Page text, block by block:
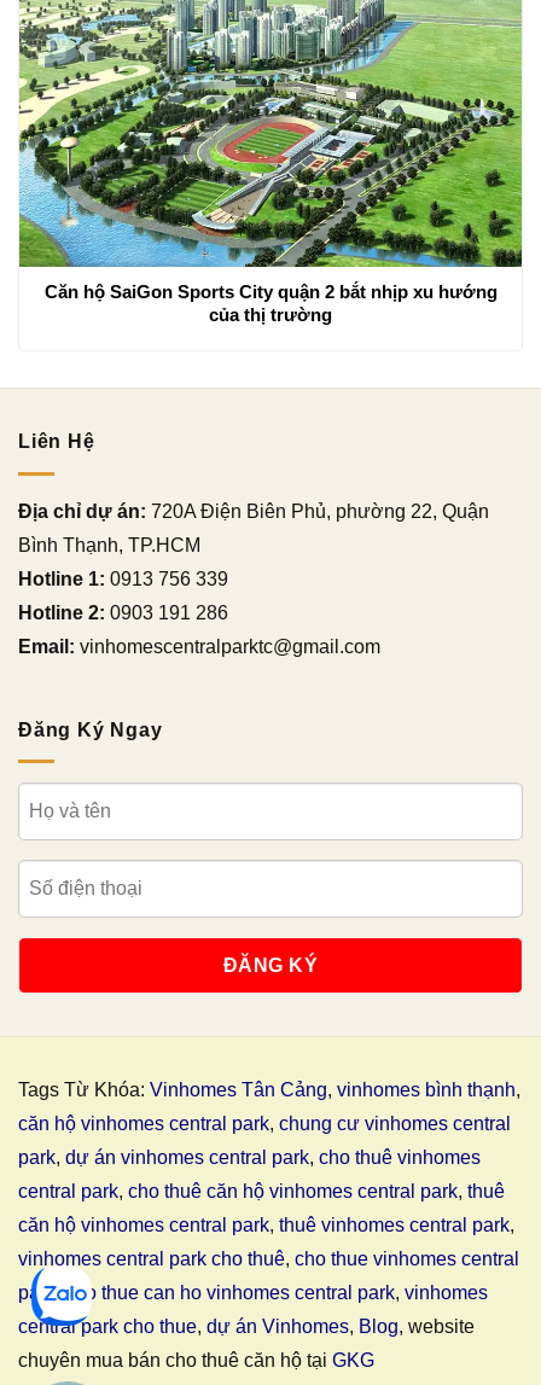
Căn hộ SaiGon Sports City quận 2 bắt nhịp xu hướng
của thị trường
Liên Hệ
Địa chỉ dự án: 720A Điện Biên Phủ, phường 22, Quận
Bình Thạnh, TP.HCM
Hotline 1: 0913 756 339
Hotline 2: 0903 191 286
Email: vinhomescentralparktc@gmail.com
Đăng Ký Ngay
Tags Từ Khóa: Vinhomes Tân Cảng, vinhomes bình thạnh,
căn hộ vinhomes central park, chung cư vinhomes central
park, dự án vinhomes central park, cho thuê vinhomes
central park, cho thuê căn hộ vinhomes central park, thuê
căn hộ vinhomes central park, thuê vinhomes central park,
vinhomes central park cho thuê, cho thue vinhomes central
park,cho thue can ho vinhomes central park, vinhomes
central park cho thue, dự án Vinhomes, Blog, website
chuyên mua bán cho thuê căn hộ tại GKG